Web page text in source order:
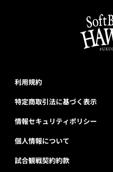
利用規約
特定商取引法に基づく表示
情報セキュリティポリシー
個人情報について
試合観戦契約約款